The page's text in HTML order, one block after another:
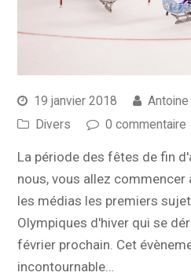
19 janvier 2018
Divers
0 commentaire
La période des fêtes de fin
nous, vous allez commencer
les médias les premiers
Olympiques d'hiver qui se
février prochain. Cet
incontournable…